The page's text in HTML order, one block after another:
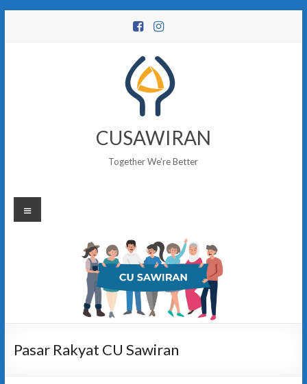
CUSAWIRAN
Together We're Better
Menu
Pasar Rakyat CU Sawiran